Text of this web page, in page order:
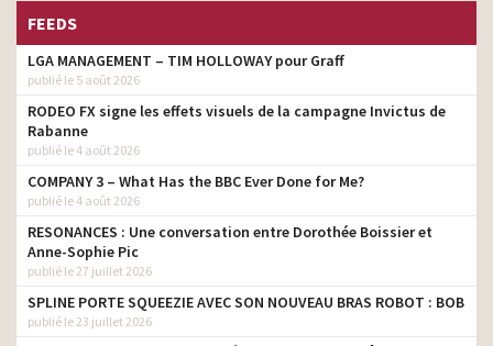
FEEDS
LGA MANAGEMENT – TIM HOLLOWAY pour Graff
publié le 5 août 2026
RODEO FX signe les effets visuels de la campagne Invictus de
Rabanne
publié le 4 août 2026
COMPANY 3 – What Has the BBC Ever Done for Me?
publié le 4 août 2026
RESONANCES : Une conversation entre Dorothée Boissier et
Anne-Sophie Pic
publié le 27 juillet 2026
SPLINE PORTE SQUEEZIE AVEC SON NOUVEAU BRAS ROBOT : BOB
publié le 23 juillet 2026